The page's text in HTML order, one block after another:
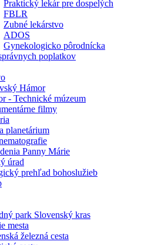
Praktický lekár pre dospelých
FBLR
Zubné lekárstvo
ADOS
Gynekologicko pôrodnícka
poplatkov
Hámor
- Technické múzeum
filmy
planetárium
Panny Márie
úrad
prehľad bohoslužieb
park Slovenský kras
mesta
železná cesta